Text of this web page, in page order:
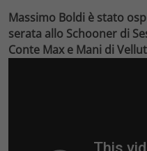
Massimo Boldi è stato
serata allo Schooner di
Conte Max e Mani di